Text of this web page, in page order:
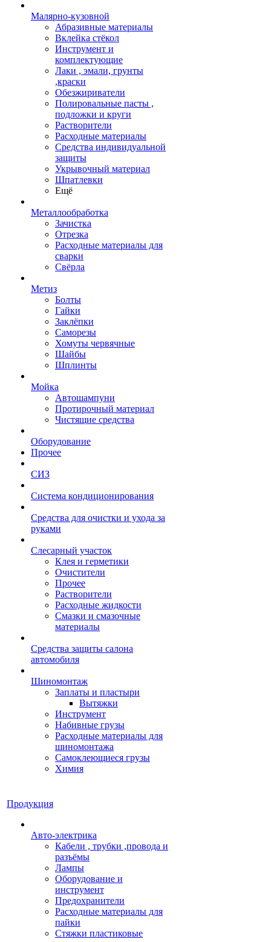
Малярно-кузовной
Абразивные материалы
Вклейка стёкол
Инструмент и
комплектующие
Лаки , эмали, грунты
,краски
Обезжириватели
Полировальные пасты ,
подложки и круги
Растворители
Расходные материалы
Средства индивидуальной
защиты
Укрывочный материал
Шпатлевки
Ещё
Металлообработка
Зачистка
Отрезка
Расходные материалы для
сварки
Свёрла
Метиз
Болты
Гайки
Заклёпки
Саморезы
Хомуты червячные
Шайбы
Шплинты
Мойка
Автошампуни
Протирочный материал
Чистящие средства
Оборудование
Прочее
СИЗ
Система кондиционирования
Средства для очистки и ухода за
руками
Слесарный участок
Клея и герметики
Очистители
Прочее
Растворители
Расходные жидкости
Смазки и смазочные
материалы
Средства защиты салона
автомобиля
Шиномонтаж
Заплаты и пластыри
Вытяжки
Инструмент
Набивные грузы
Расходные материалы для
шиномонтажа
Самоклеющиеся грузы
Химия
Продукция
Авто-электрика
Кабели , трубки ,провода и
разъёмы
Лампы
Оборудование и
инструмент
Предохранители
Расходные материалы для
пайки
Стяжки пластиковые